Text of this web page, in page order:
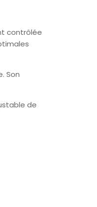
contrôlée
Son
de